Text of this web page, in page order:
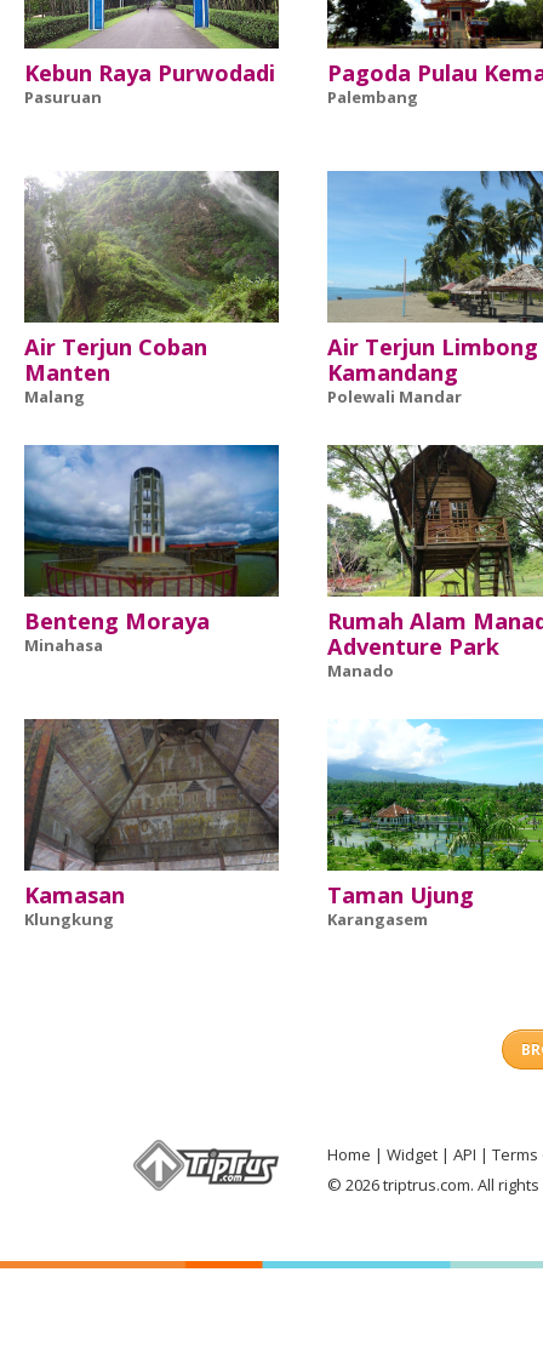
Kebun Raya Purwodadi
Pasuruan
Pagoda Pulau
Palembang
Air Terjun Coban
Manten
Malang
Air Terjun Limbong
Kamandang
Polewali Mandar
Benteng Moraya
Minahasa
Rumah Alam
Adventure Park
Manado
Kamasan
Klungkung
Taman Ujung
Karangasem
Home Widget API
Terms
© 2026 triptrus.com. All